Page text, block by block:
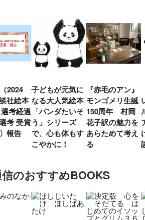
2024
社絵本
考経過
考 受賞
報告
子どもが元気に
なる大人気絵本
「パンダたいそ
う」シリーズ
で、心も体もす
こやかに！
『赤毛のアン』
モンゴメリ生誕
150周年 村岡
花子訳の魅力を
あらためて考え
る
のおすすめBOOKS